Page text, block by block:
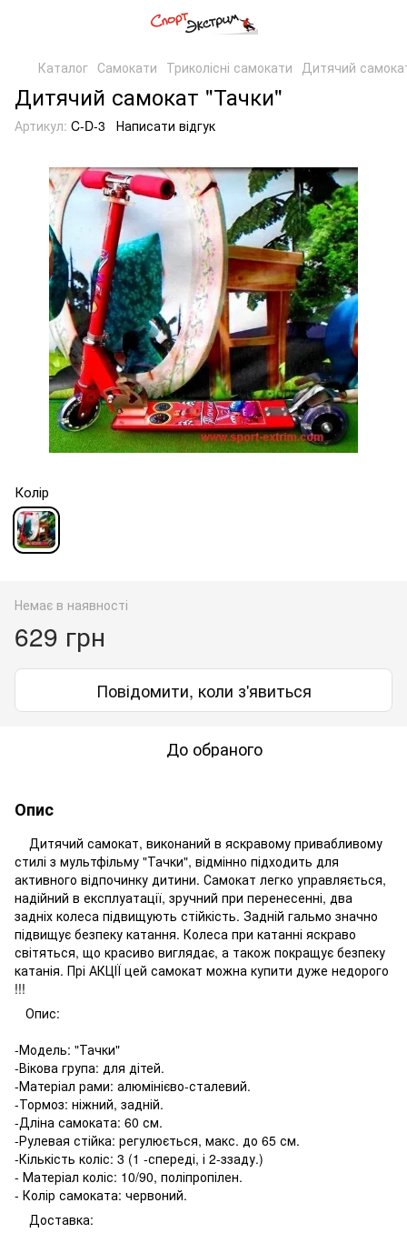
Каталог Самокати Триколісні самокати Дитячий
Дитячий самокат "Тачки"
Артикул: C-D-3 Написати відгук
Колір
Немає в наявності
629 грн
Повідомити, коли з'явиться
До обраного
Опис
Дитячий самокат, виконаний в яскравому привабливому
стилі з мультфільму "Тачки", відмінно підходить для
активного відпочинку дитини. Самокат легко управляється,
надійний в експлуатації, зручний при перенесенні, два
задніх колеса підвищують стійкість. Задній гальмо значно
підвищує безпеку катання. Колеса при катанні яскраво
світяться, що красиво виглядає, а також покращує безпеку
катанія. Прі АКЦІЇ цей самокат можна купити дуже недорого
!!!
Опис:
-Модель: "Тачки"
-Вікова група: для дітей.
-Матеріал рами: алюмінієво-сталевий.
-Тормоз: ніжний, задній.
-Дліна самоката: 60 ​​см.
-Рулевая стійка: регулюється, макс. до 65 см.
-Кількість коліс: 3 (1 -спереді, і 2-ззаду.)
- Матеріал коліс: 10/90, поліпропілен.
- Колір самоката: червоний.
Доставка: